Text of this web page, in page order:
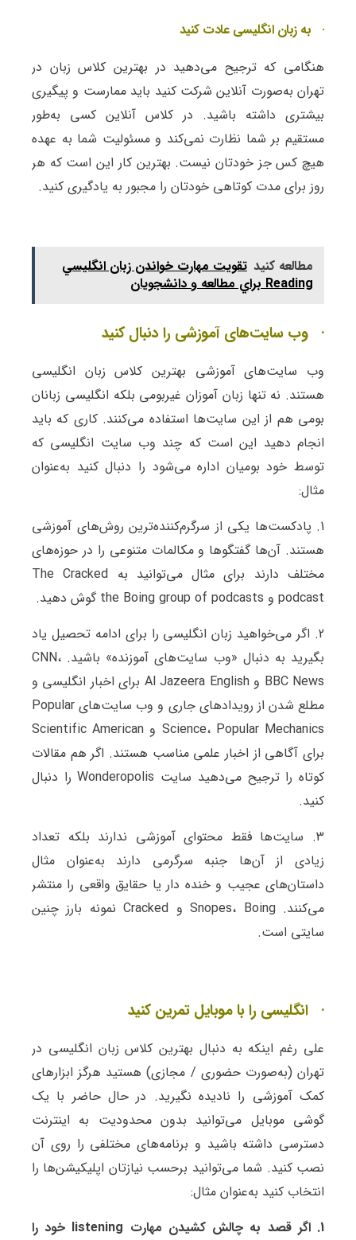
· به زبان انگلیسی عادت کنید
هنگامی که ترجیح می‌دهید در بهترین کلاس زبان در
تهران به‌صورت آنلاین شرکت کنید باید ممارست و پیگیری
بیشتری داشته باشید. در کلاس آنلاین کسی به‌طور
مستقیم بر شما نظارت نمی‌کند و مسئولیت شما به عهده
هیچ کس جز خودتان نیست. بهترین کار این است که هر
روز برای مدت کوتاهی خودتان را مجبور به یادگیری کنید.
مطالعه کنید تقويت مهارت خواندن زبان انگليسي
Reading براي مطالعه و دانشجويان
· وب سایت‌های آموزشی را دنبال کنید
وب سایت‌های آموزشی بهترین کلاس زبان انگلیسی
هستند. نه تنها زبان آموزان غیربومی بلکه انگلیسی زبانان
بومی هم از این سایت‌ها استفاده می‌کنند. کاری که باید
انجام دهید این است که چند وب سایت انگلیسی که
توسط خود بومیان اداره می‌شود را دنبال کنید به‌عنوان
مثال:
1. پادکست‌ها یکی از سرگرم‌کننده‌ترین روش‌های آموزشی
هستند. آن‌ها گفتگوها و مکالمات متنوعی را در حوزه‌های
مختلف دارند برای مثال می‌توانید به The Cracked
podcast و the Boing group of podcasts گوش دهید.
2. اگر می‌خواهید زبان انگلیسی را برای ادامه تحصیل یاد
بگیرید به دنبال «وب سایت‌های آموزنده» باشید. CNN،
BBC News و Al Jazeera English برای اخبار انگلیسی و
مطلع شدن از رویدادهای جاری و وب سایت‌های Popular
Science، Popular Mechanics و Scientific American
برای آگاهی از اخبار علمی مناسب هستند. اگر هم مقالات
کوتاه را ترجیح می‌دهید سایت Wonderopolis را دنبال
کنید.
3. سایت‌ها فقط محتوای آموزشی ندارند بلکه تعداد
زیادی از آن‌ها جنبه سرگرمی دارند به‌عنوان مثال
داستان‌های عجیب و خنده دار یا حقایق واقعی را منتشر
می‌کنند. Snopes، Boing و Cracked نمونه بارز چنین
سایتی است.
· انگلیسی را با موبایل تمرین کنید
علی رغم اینکه به دنبال بهترین کلاس زبان انگلیسی در
تهران (به‌صورت حضوری / مجازی) هستید هرگز ابزارهای
کمک آموزشی را نادیده نگیرید. در حال حاضر با یک
گوشی موبایل می‌توانید بدون محدودیت به اینترنت
دسترسی داشته باشید و برنامه‌های مختلفی را روی آن
نصب کنید. شما می‌توانید برحسب نیازتان اپلیکیشن‌ها را
انتخاب کنید به‌عنوان مثال:
1. اگر قصد به چالش کشیدن مهارت listening خود را